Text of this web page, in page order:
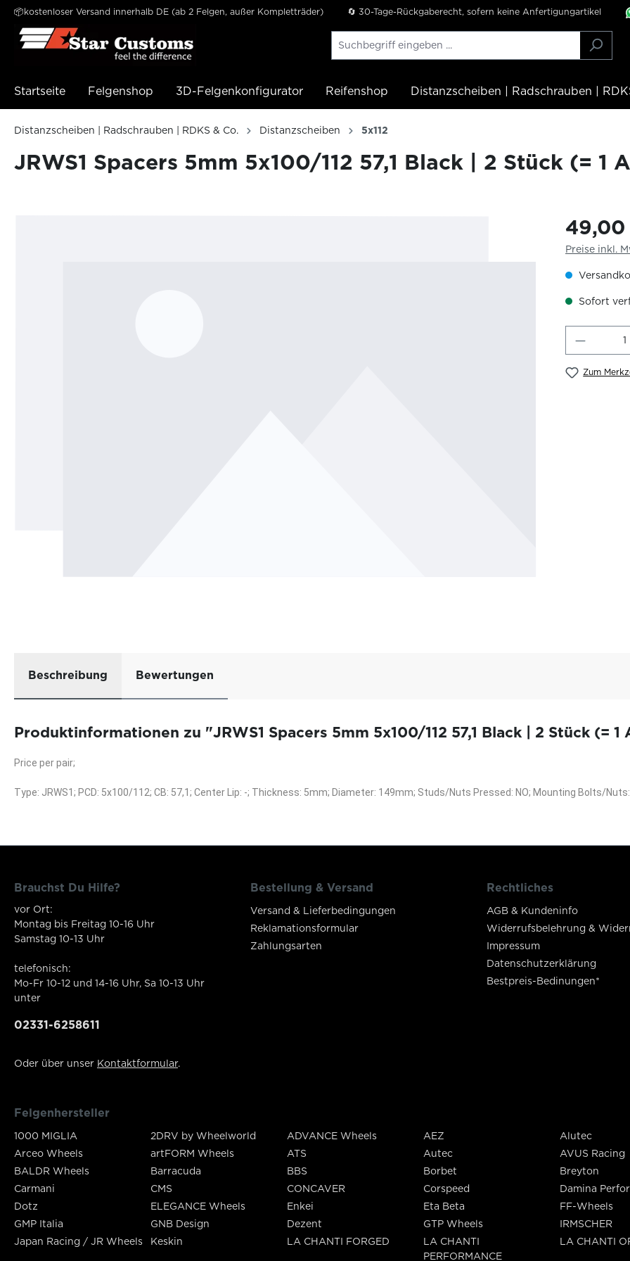
springen Zur Hauptnavigation springen
📦kostenloser Versand innerhalb DE (ab 2 Felgen, außer Kompletträder) 🔄 30-Tage-Rückgaberecht, sofern keine Anfertigungartikel
Startseite Felgenshop 3D-Felgenkonfigurator Reifenshop Distanzscheiben | Radschrauben |
Distanzscheiben | Radschrauben | RDKS & Co. Distanzscheiben 5x112
JRWS1 Spacers 5mm 5x100/112 57,1 Black | 2 Stück (= 1
49,00
Preise inkl.
Sofort
Zum
Beschreibung Bewertungen
Produktinformationen zu "JRWS1 Spacers 5mm 5x100/112 57,1 Black | 2 Stück (= 1
Price per pair;
Type: JRWS1; PCD: 5x100/112; CB: 57,1; Center Lip: -; Thickness: 5mm; Diameter: 149mm; Studs/Nuts Pressed: NO; Mounting Bolts/Nuts:
Brauchst Du Hilfe?
vor Ort:
Montag bis Freitag 10-16 Uhr
Samstag 10-13 Uhr
telefonisch:
Mo-Fr 10-12 und 14-16 Uhr, Sa 10-13 Uhr
unter
02331-6258611
Oder über unser Kontaktformular.
Bestellung & Versand
Versand & Lieferbedingungen
Reklamationsformular
Zahlungsarten
Rechtliches
AGB & Kundeninfo
Widerrufsbelehrung &
Impressum
Datenschutzerklärung
Bestpreis-Bedinungen*
Felgenhersteller
1000 MIGLIA 2DRV by Wheelworld ADVANCE Wheels AEZ Alutec
Arceo Wheels
artFORM Wheels ATS Autec AVUS Racing
BALDR Wheels
Barracuda BBS Borbet Breyton
Carmani
CMS CONCAVER Corspeed Damina
Dotz
ELEGANCE Wheels Enkei Eta Beta FF-Wheels
GMP Italia
GNB Design Dezent GTP Wheels IRMSCHER
Japan Racing / JR Wheels
Keskin LA CHANTI FORGED
LA CHANTI
PERFORMANCE
LA CHANTI